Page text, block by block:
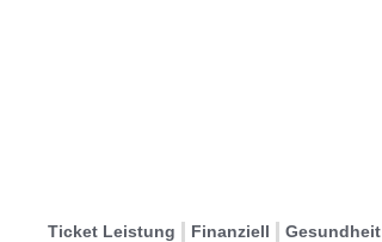
Ticket Leistung Finanziell Gesundheit